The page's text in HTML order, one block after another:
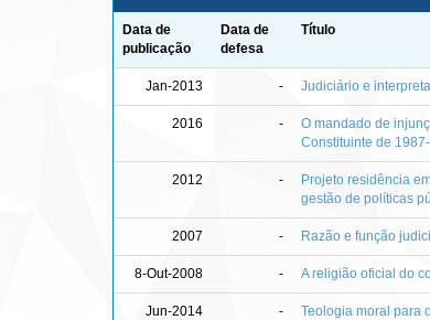
Data de
publicação
Data de
defesa
Título
Jan-2013 - Judiciário e
2016 -
O mandado de
Constituinte de
2012 -
Projeto residência
gestão de políticas
2007 - Razão e função
8-Out-2008 - A religião oficial do
Jun-2014 -
Teologia moral para